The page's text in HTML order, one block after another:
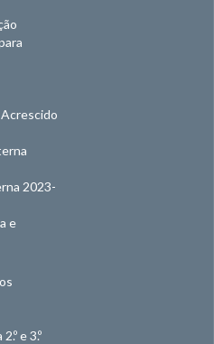
2023-
e
e 3.º